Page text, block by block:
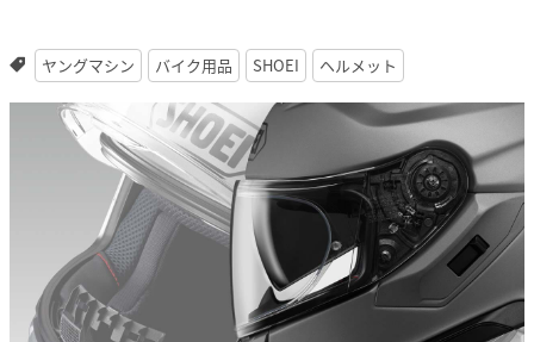
ヤングマシン バイク用品 SHOEI ヘルメット